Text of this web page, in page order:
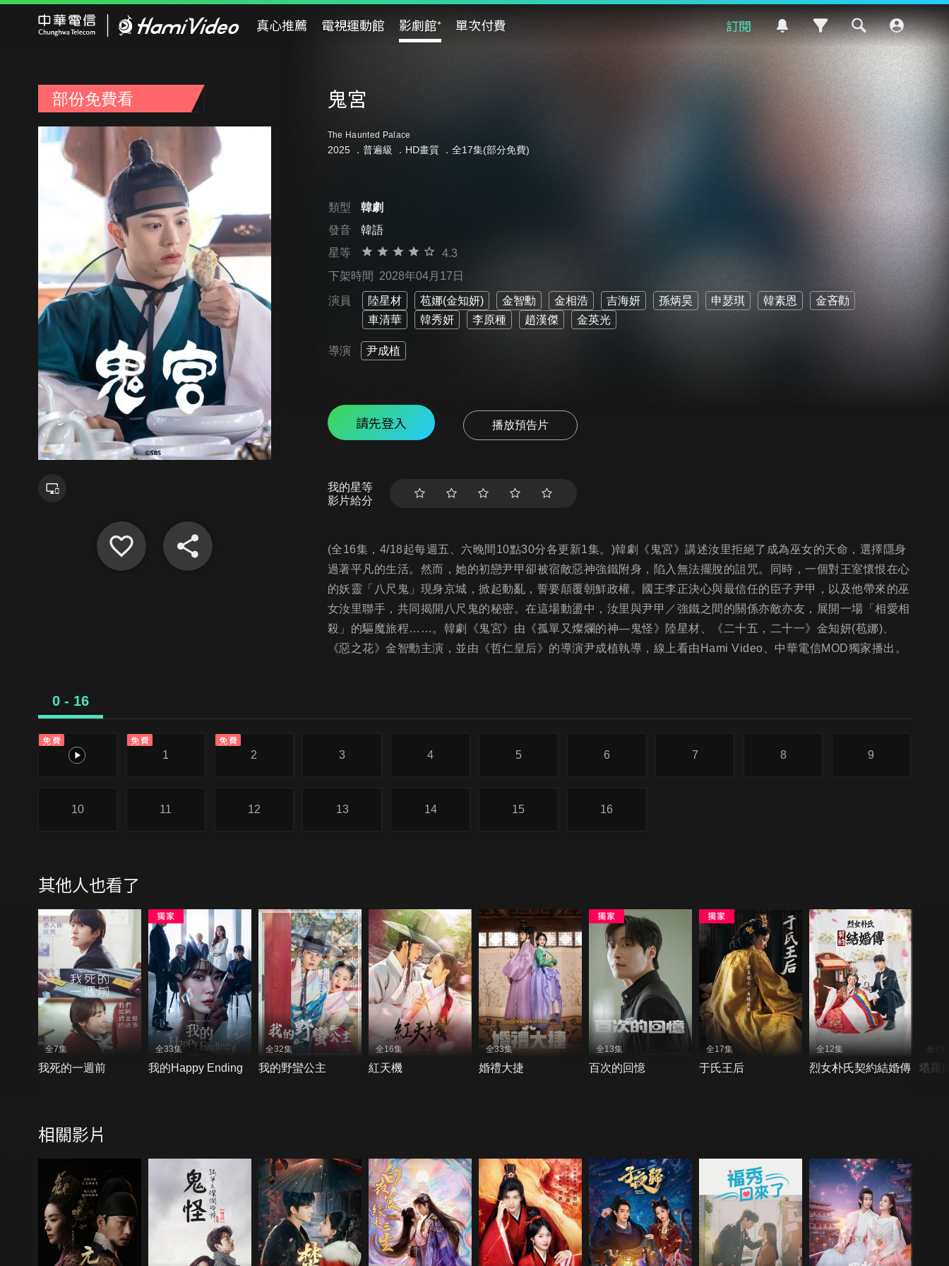
真心推薦 電視運動館 影劇館⁺ 單次付費 訂閱
部份免費看 鬼宮
The Haunted Palace
2025 ． 普遍級 ．HD畫質 ．全17集(部分免費)
類型
韓劇
發音
韓語
星等
4.3
下架時間 2028年04月17日
演員 陸星材 苞娜(金知妍) 金智勳 金相浩 吉海妍 孫炳昊 申瑟琪 韓素恩
金吝勸
車清華
韓秀妍 李原種 趙漢傑 金英光
導演 尹成植
請先登入 播放預告片
我的星等
影片給分
(全16集，4/18起每週五、六晚間10點30分各更新1集。)韓劇《鬼宮》講述汝里拒絕了成為巫女的天命，選擇隱身
過著平凡的生活。然而，她的初戀尹甲卻被宿敵惡神強鐵附身，陷入無法擺脫的詛咒。同時，一個對王室懷恨在心
的妖靈「八尺鬼」現身京城，掀起動亂，誓要顛覆朝鮮政權。國王李正決心與最信任的臣子尹甲，以及他帶來的巫
女汝里聯手，共同揭開八尺鬼的秘密。在這場動盪中，汝里與尹甲／強鐵之間的關係亦敵亦友，展開一場「相愛相
殺」的驅魔旅程……。韓劇《鬼宮》由《孤單又燦爛的神—鬼怪》陸星材、《二十五，二十一》金知妍(苞娜)、
《惡之花》金智勳主演，並由《哲仁皇后》的導演尹成植執導，線上看由Hami Video、中華電信MOD獨家播出。
0 - 16
免費
0
免費
1
免費
2
3 4 5 6 7 8 9
10 11 12 13 14 15 16
其他人也看了
全7集
我死的一週前
全33集
我的Happy Ending
全32集
我的野蠻公主
全16集
紅天機
全33集
婚禮大捷
全13集
百次的回憶
全17集
于氏王后
全12集
烈女朴氏契約結婚傳
全7集
塔羅
相關影片